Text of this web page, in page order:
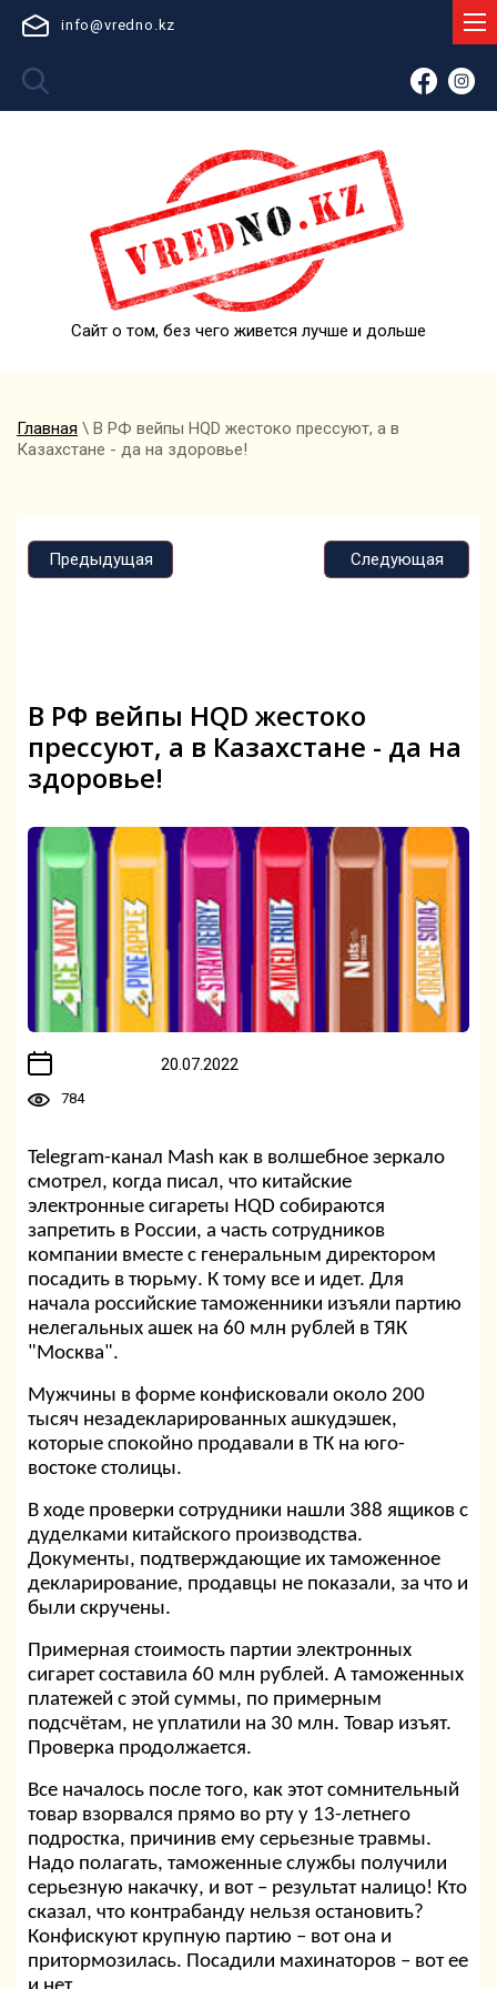
info@vredno.kz
Сайт о том, без чего живется лучше и дольше
Главная \ В РФ вейпы HQD жестоко прессуют, а в
Казахстане - да на здоровье!
Предыдущая Следующая
В РФ вейпы HQD жестоко
прессуют, а в Казахстане - да на
здоровье!
20.07.2022
784
Telegram-канал Mash как в волшебное зеркало
смотрел, когда писал, что китайские
электронные сигареты HQD собираются
запретить в Росcии, а часть сотрудников
компании вместе с генеральным директором
посадить в тюрьму. К тому все и идет. Для
начала российские таможенники изъяли партию
нелегальных ашек на 60 млн рублей в ТЯК
"Москва".
Мужчины в форме конфисковали около 200
тысяч незадекларированных ашкудэшек,
которые спокойно продавали в ТК на юго-
востоке столицы.
В ходе проверки сотрудники нашли 388 ящиков с
дуделками китайского производства.
Документы, подтверждающие их таможенное
декларирование, продавцы не показали, за что и
были скручены.
Примерная стоимость партии электронных
сигарет составила 60 млн рублей. А таможенных
платежей с этой суммы, по примерным
подсчётам, не уплатили на 30 млн. Товар изъят.
Проверка продолжается.
Все началось после того, как этот сомнительный
товар взорвался прямо во рту у 13-летнего
подростка, причинив ему серьезные травмы.
Надо полагать, таможенные службы получили
серьезную накачку, и вот – результат налицо! Кто
сказал, что контрабанду нельзя остановить?
Конфискуют крупную партию – вот она и
притормозилась. Посадили махинаторов – вот ее